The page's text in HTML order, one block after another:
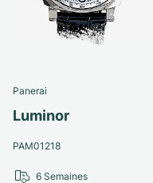
Panerai
Luminor
PAM01218
6 Semaines